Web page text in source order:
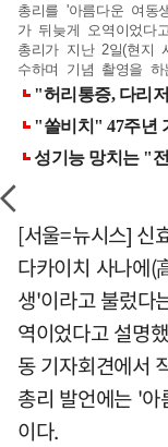
총리를 '아름다운 여동
가 뒤늦게 오역이었다
총리가 지난 2일(현지
수하며 기념 촬영을 하
[서울=뉴시스] 신
다카이치 사나에
생'이라고 불렀다
역이었다고 설명
동 기자회견에서
총리 발언에는 '
이다.